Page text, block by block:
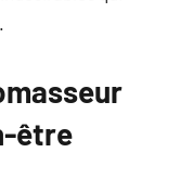
être